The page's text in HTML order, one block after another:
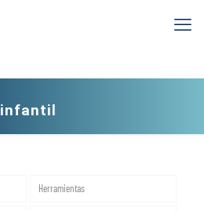
infantil
Herramientas